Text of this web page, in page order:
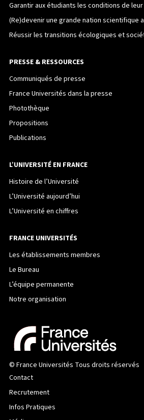
Garantir aux étudiants les conditions de
(Re)devenir une grande nation scientifique
Réussir les transitions écologiques et
PRESSE & RESSOURCES
Communiqués de presse
France Universités dans la presse
Photothèque
Propositions
Publications
L’UNIVERSITÉ EN FRANCE
Histoire de l’Université
L’Université aujourd’hui
L’Université en chiffres
FRANCE UNIVERSITÉS
Les établissements membres
Le Bureau
L’équipe permanente
Notre organisation
© France Universités Tous droits
Contact
Recrutement
Infos Pratiques